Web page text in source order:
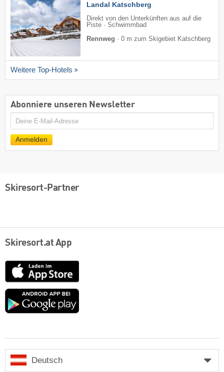
Landal Katschberg
Direkt von den Unterkünften aus auf die
Piste · Schwimmbad
Rennweg · 0 m zum Skigebiet Katschberg
Weitere Top-Hotels
Abonniere unseren Newsletter
E-
Anmelden
Skiresort-Partner
Skiresort.at App
App
Store
Google
Deutsch